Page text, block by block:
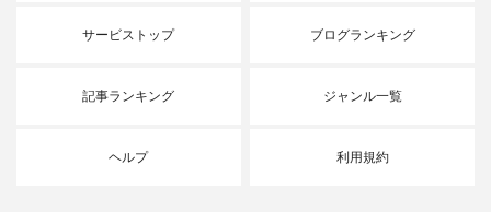
サービストップ ブログランキング
記事ランキング ジャンル一覧
ヘルプ 利用規約